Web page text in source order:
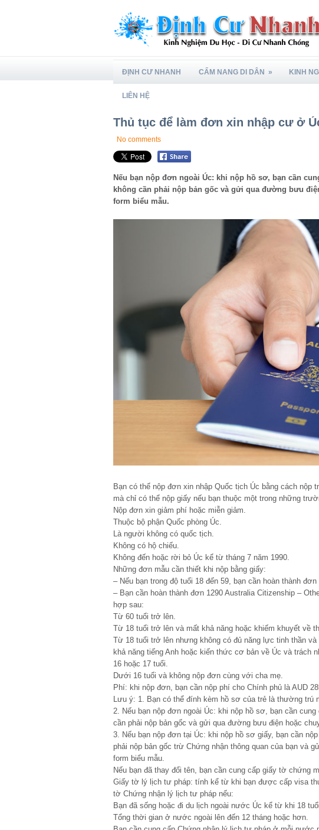
ĐỊNH CƯ NHANH CẨM NANG DI DÂN » KINH
LIÊN HỆ
Thủ tục để làm đơn xin nhập cư ở
No comments
Nếu bạn nộp đơn ngoài Úc: khi nộp hồ sơ, bạn cần
không cần phải nộp bản gốc và gửi qua đường bưu
form biểu mẫu.
Bạn có thể nộp đơn xin nhập Quốc tịch Úc bằng cách nộp
mà chỉ có thể nộp giấy nếu bạn thuộc một trong những
Nộp đơn xin giảm phí hoặc miễn giảm.
Thuộc bộ phận Quốc phòng Úc.
Là người không có quốc tịch.
Không có hộ chiếu.
Không đến hoặc rời bỏ Úc kể từ tháng 7 năm 1990.
Những đơn mẫu cần thiết khi nộp bằng giấy:
– Nếu bạn trong độ tuổi 18 đến 59, bạn cần hoàn thành
– Bạn cần hoàn thành đơn 1290 Australia Citizenship –
hợp sau:
Từ 60 tuổi trở lên.
Từ 18 tuổi trở lên và mất khả năng hoặc khiếm khuyết về
Từ 18 tuổi trở lên nhưng không có đủ năng lực tinh thần
khả năng tiếng Anh hoặc kiến thức cơ bản về Úc và trách
16 hoặc 17 tuổi.
Dưới 16 tuổi và không nộp đơn cùng với cha mẹ.
Phí: khi nộp đơn, bạn cần nộp phí cho Chính phủ là AUD
Lưu ý: 1. Bạn có thể đính kèm hồ sơ của trẻ là thường trú
2. Nếu bạn nộp đơn ngoài Úc: khi nộp hồ sơ, bạn cần
cần phải nộp bản gốc và gửi qua đường bưu điện hoặc
3. Nếu bạn nộp đơn tại Úc: khi nộp hồ sơ giấy, bạn cần
phải nộp bản gốc trừ Chứng nhận thông quan của bạn và
form biểu mẫu.
Nếu bạn đã thay đổi tên, bạn cần cung cấp giấy tờ chứng
Giấy tờ lý lịch tư pháp: tính kể từ khi bạn được cấp visa
tờ Chứng nhận lý lịch tư pháp nếu:
Bạn đã sống hoặc đi du lịch ngoài nước Úc kể từ khi 18
Tổng thời gian ở nước ngoài lên đến 12 tháng hoặc hơn.